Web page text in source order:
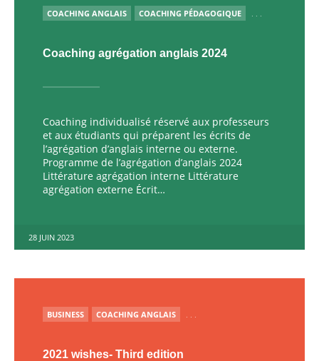
PUBLIÉ
COACHING ANGLAIS COACHING PÉDAGOGIQUE
Coaching agrégation anglais 2024
Coaching individualisé réservé aux professeurs
et aux étudiants qui préparent les écrits de
l’agrégation d’anglais interne ou externe.
Programme de l’agrégation d’anglais 2024
Littérature agrégation interne Littérature
agrégation externe Écrit…
28 JUIN 2023
PUBLIÉ
BUSINESS COACHING ANGLAIS
2021 wishes- Third edition